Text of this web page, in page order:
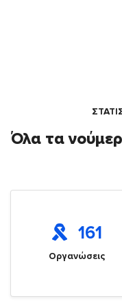
Όλα τα
161
Οργανώσεις